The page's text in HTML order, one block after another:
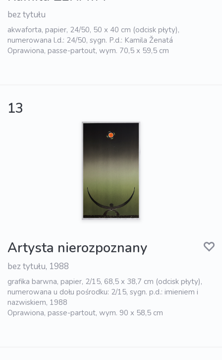
bez tytułu
akwaforta, papier, 24/50, 50 x 40 cm (odcisk płyty),
numerowana l.d.: 24/50, sygn. P.d.: Kamila Ženatá
Oprawiona, passe-partout, wym. 70,5 x 59,5 cm
13
Artysta nierozpoznany
bez tytułu, 1988
grafika barwna, papier, 2/15, 68,5 x 38,7 cm (odcisk płyty),
numerowana u dołu pośrodku: 2/15, sygn. p.d.: imieniem i
nazwiskiem, 1988
Oprawiona, passe-partout, wym. 90 x 58,5 cm